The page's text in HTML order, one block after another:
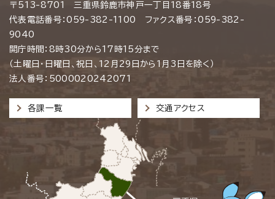
〒513-8701 三重県鈴鹿市神戸一丁目18番18号
代表電話番号：059-382-1100 ファクス番号：059-382-
9040
開庁時間：8時30分から17時15分まで
（土曜日・日曜日、祝日、12月29日から1月3日を除く）
法人番号：5000020242071
各課一覧 交通アクセス